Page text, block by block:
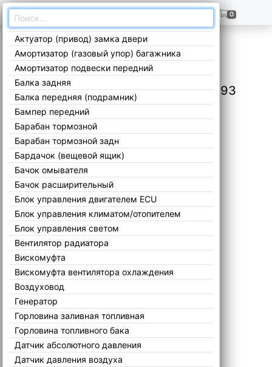
ГЛАВНАЯ +7(909)299-02-99 0
Главная/Каталог/Ford/Sierra/2 1987-1993
Актуатор (привод) замка двери
Амортизатор (газовый упор) багажника
Амортизатор подвески передний
Балка задняя
Балка передняя (подрамник)
Бампер передний
Барабан тормозной
Барабан тормозной задн
Бардачок (вещевой ящик)
Бачок омывателя
Бачок расширительный
Блок управления двигателем ECU
Блок управления климатом/отопителем
Блок управления светом
Вентилятор радиатора
Вискомуфта
Вискомуфта вентилятора охлаждения
Воздуховод
Генератор
Горловина заливная топливная
Горловина топливного бака
Датчик абсолютного давления
Датчик давления воздуха
Запчасти Ford Sierra 2 1987-1993